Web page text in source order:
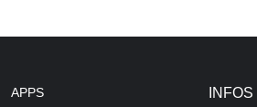
APPS INFOS